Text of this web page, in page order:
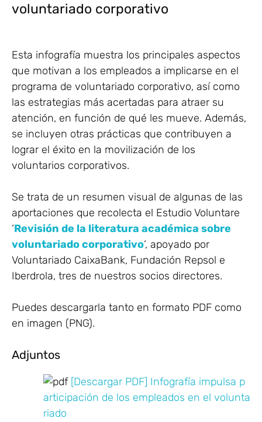
voluntariado corporativo
Esta infografía muestra los principales aspectos
que motivan a los empleados a implicarse en el
programa de voluntariado corporativo, así como
las estrategias más acertadas para atraer su
atención, en función de qué les mueve. Además,
se incluyen otras prácticas que contribuyen a
lograr el éxito en la movilización de los
voluntarios corporativos.
Se trata de un resumen visual de algunas de las
aportaciones que recolecta el Estudio Voluntare
‘Revisión de la literatura académica sobre
voluntariado corporativo‘, apoyado por
Voluntariado CaixaBank, Fundación Repsol e
Iberdrola, tres de nuestros socios directores.
Puedes descargarla tanto en formato PDF como
en imagen (PNG).
Adjuntos
[Descargar PDF] Infografía impulsa p
articipación de los empleados en el volunta
riado